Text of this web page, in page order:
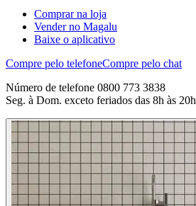
Comprar na loja
Vender no Magalu
Baixe o aplicativo
Compre pelo telefoneCompre pelo chat
Número de telefone 0800 773 3838
Seg. à Dom. exceto feriados das 8h às 20h